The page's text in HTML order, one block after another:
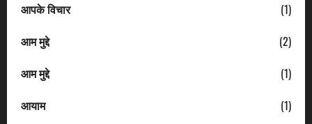
आपके विचार
(1)
आम मुद्दे
(2)
आम मुद्दे
(1)
आयाम
(1)